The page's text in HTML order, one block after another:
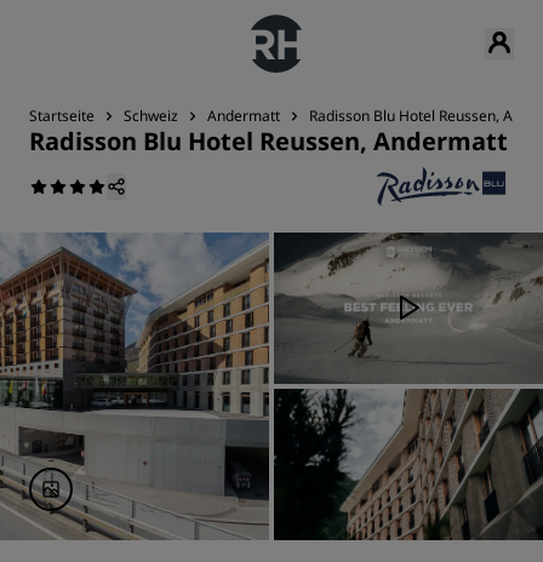
Startseite Schweiz Andermatt Radisson Blu Hotel Reussen,
Radisson Blu Hotel Reussen, Andermatt